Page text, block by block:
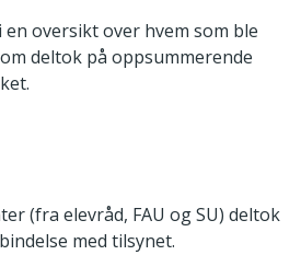
oversikt over hvem som ble
deltok på oppsummerende
(fra elevråd, FAU og SU) deltok
med tilsynet.